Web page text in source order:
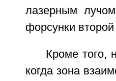
лазерным
форсунки
Кроме того,
когда зона